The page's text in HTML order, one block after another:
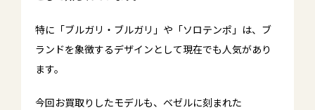
特に「ブルガリ・ブルガリ」や「ソロテンポ」は、ブ
ランドを象徴するデザインとして現在でも人気があり
ます。
今回お買取りしたモデルも、ベゼルに刻まれた